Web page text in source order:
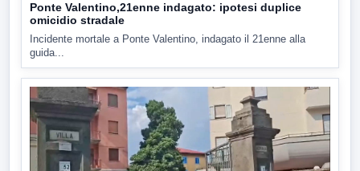
Ponte Valentino,21enne indagato: ipotesi duplice
omicidio stradale
Incidente mortale a Ponte Valentino, indagato il 21enne alla
guida...